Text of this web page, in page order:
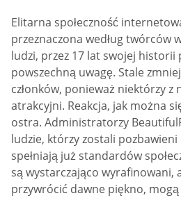
Elitarna społeczność
przeznaczona według twórców
ludzi, przez 17 lat swojej historii
powszechną uwagę. Stale
członków, ponieważ niektórzy z
atrakcyjni. Reakcja, jak można
ostra. Administratorzy
ludzie, którzy zostali pozbawieni
spełniają już standardów
są wystarczająco wyrafinowani,
przywrócić dawne piękno,